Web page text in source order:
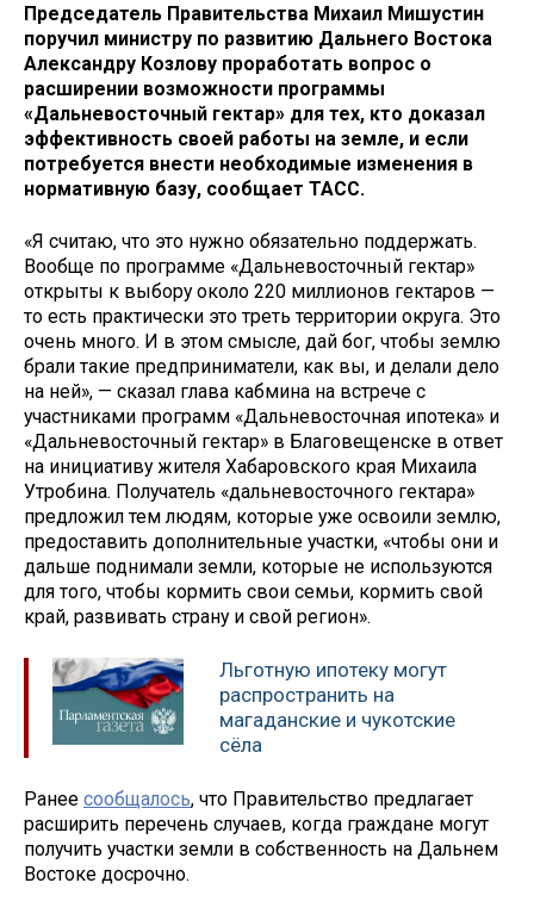
Председатель Правительства Михаил Мишустин
поручил министру по развитию Дальнего Востока
Александру Козлову проработать вопрос о
расширении возможности программы
«Дальневосточный гектар» для тех, кто доказал
эффективность своей работы на земле, и если
потребуется внести необходимые изменения в
нормативную базу, сообщает ТАСС.
«Я считаю, что это нужно обязательно поддержать.
Вообще по программе «Дальневосточный гектар»
открыты к выбору около 220 миллионов гектаров —
то есть практически это треть территории округа. Это
очень много. И в этом смысле, дай бог, чтобы землю
брали такие предприниматели, как вы, и делали дело
на ней», — сказал глава кабмина на встрече с
участниками программ «Дальневосточная ипотека» и
«Дальневосточный гектар» в Благовещенске в ответ
на инициативу жителя Хабаровского края Михаила
Утробина. Получатель «дальневосточного гектара»
предложил тем людям, которые уже освоили землю,
предоставить дополнительные участки, «чтобы они и
дальше поднимали земли, которые не используются
для того, чтобы кормить свои семьи, кормить свой
край, развивать страну и свой регион».
Льготную ипотеку могут
распространить на
магаданские и чукотские
сёла
Ранее сообщалось, что Правительство предлагает
расширить перечень случаев, когда граждане могут
получить участки земли в собственность на Дальнем
Востоке досрочно.